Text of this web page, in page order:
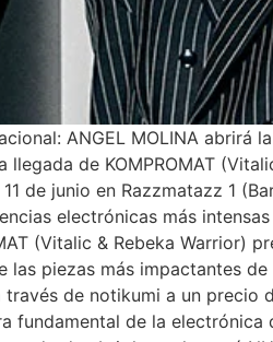
ANGEL MOLINA abrirá
de KOMPROMAT
de junio en Razzmatazz 1
electrónicas más
(Vitalic & Rebeka Warrior)
piezas más impactantes
de notikumi a un precio
fundamental de la